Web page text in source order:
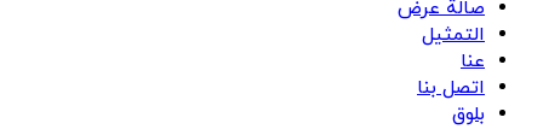
صالة عرض
التمثيل
عنا
اتصل بنا
بلوق